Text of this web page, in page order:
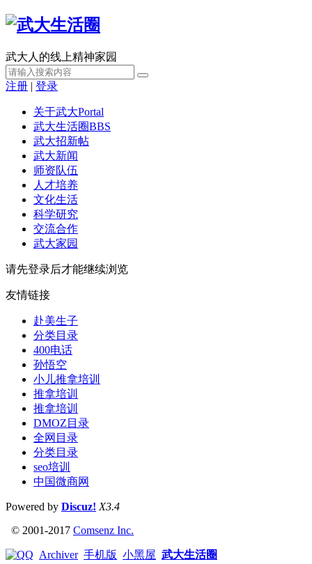
武大人的线上精神家园
注册 | 登录
关于武大Portal
武大生活圈BBS
武大招新帖
武大新闻
师资队伍
人才培养
文化生活
科学研究
交流合作
武大家园
请先登录后才能继续浏览
友情链接
赴美生子
分类目录
400电话
孙悟空
小儿推拿培训
推拿培训
推拿培训
DMOZ目录
全网目录
分类目录
seo培训
中国微商网
Powered by Discuz! X3.4
© 2001-2017 Comsenz Inc.
Archiver 手机版 小黑屋 武大生活圈